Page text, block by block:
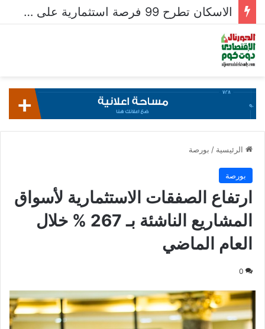
الاسكان تطرح 99 فرصة استثمارية على بوابة خدمات المستثمرين للشركات المصرية واستقبال 204 طلبات للشركات الأجنبية
الرئيسية / بورصة
بورصة
ارتفاع الصفقات الاستثمارية لأسواق
المشاريع الناشئة بـ 267 % خلال
العام الماضي
0